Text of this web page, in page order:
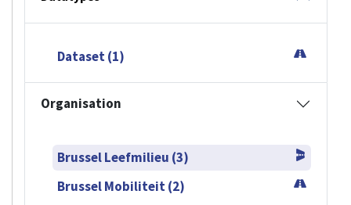
Dataset (1)
Organisation
Brussel Leefmilieu (3)
Brussel Mobiliteit (2)